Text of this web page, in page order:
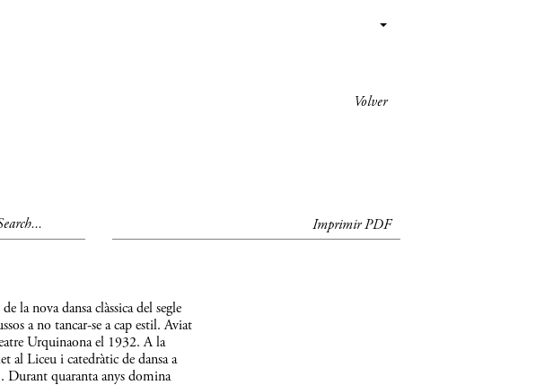
Volver
Imprimir PDF
la nova dansa clàssica del segle
a no tancar-se a cap estil. Aviat
Urquinaona el 1932. A la
al Liceu i catedràtic de dansa a
Durant quaranta anys domina